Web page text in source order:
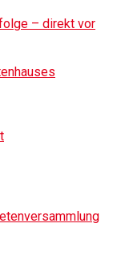
– direkt vor